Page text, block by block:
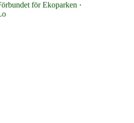
för Ekoparken ·